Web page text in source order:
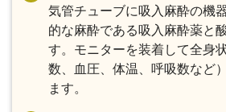
気管チューブに吸入麻酔の機
的な麻酔である吸入麻酔薬と
す。モニターを装着して全身
数、血圧、体温、呼吸数など
ます。